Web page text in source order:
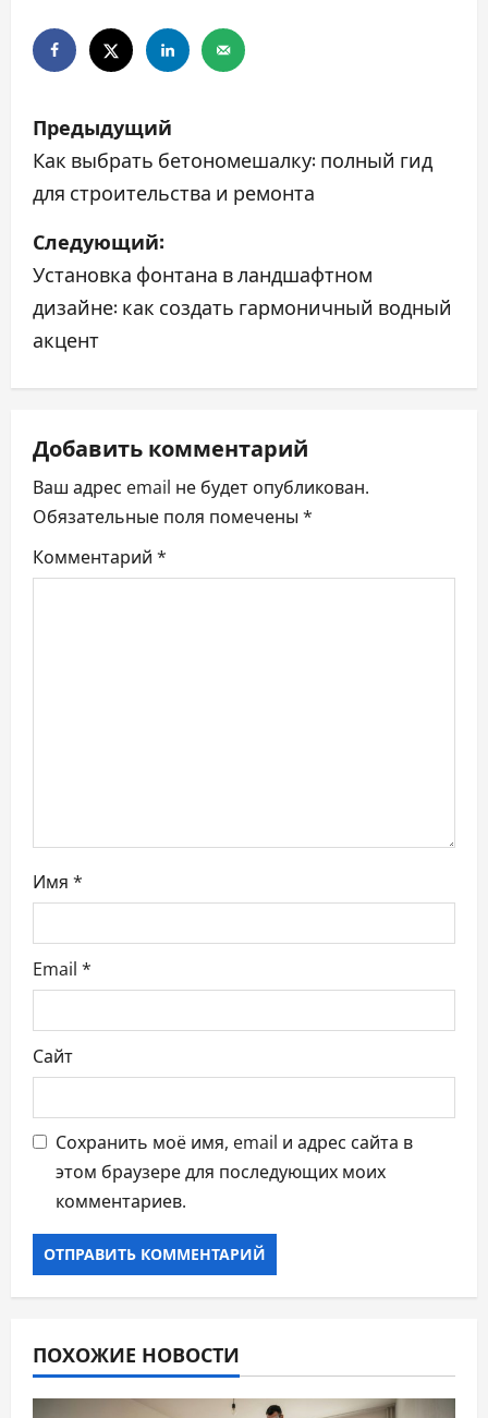
Н
а
в
и
г
а
ц
и
я
п
о
я
м
Предыдущий
Как выбрать бетономешалку: полный гид
для строительства и ремонта
Следующий:
Установка фонтана в ландшафтном
дизайне: как создать гармоничный водный
акцент
Добавить комментарий
Ваш адрес email не будет опубликован.
Обязательные поля помечены *
Комментарий *
Имя *
Email *
Сайт
Сохранить моё имя, email и адрес сайта в
этом браузере для последующих моих
комментариев.
ПОХОЖИЕ НОВОСТИ